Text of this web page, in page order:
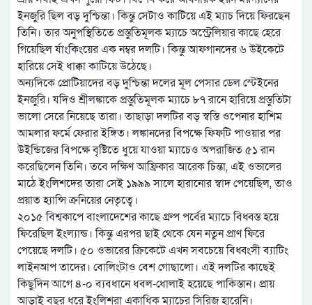
ইনজুরি ছিল বড় দুশ্চিন্তা। কিন্তু সেটাও কাটিয়ে এই ম্যাচ দিয়ে ফিরছেন
তিনি। তার অনুপস্থিতিতে প্রস্তুতিমূলক ম্যাচে অস্ট্রেলিয়ার কাছে হেরে
গিয়েছিল র্যাংকিংয়ের এক নম্বর দলটি। কিন্তু আফগানদের ৬ উইকেটে
হারিয়ে সেই ধাক্কা কাটিয়ে উঠেছে।
অন্যদিকে প্রোটিয়াদের বড় দুশ্চিন্তা দলের মূল পেসার ডেল স্টেইনের
ইনজুরি। যদিও শ্রীলঙ্কাকে প্রস্তুতিমূলক ম্যাচে ৮৭ রানে হারিয়ে প্রস্তুতিটা
ভালো সেরে নিয়েছে তারা। তাছাড়া দলটির বড় স্বস্তি ওপেনার হাশিম
আমলার ফর্মে ফেরার ইঙ্গিত। লঙ্কানদের বিপক্ষে ফিফটি পাওয়ার পর
উইন্ডিজের বিপক্ষে বৃষ্টিতে ধুয়ে যাওয়া ম্যাচেও অপরাজিত ৫১ রান
করেছিলেন তিনি। তবে দক্ষিণ আফ্রিকার আরেক চিন্তা, এই ওভালের
মাঠে ইংলিশদের তারা সেই ১৯৯৯ সালে হারানোর স্বাদ পেয়েছিল, তাও
প্রয়াত হ্যান্সি ক্রনিয়ের নেতৃত্বে।
২০১৫ বিশ্বকাপে বাংলাদেশের কাছে গ্রুপ পর্বের ম্যাচে বিধ্বস্ত হয়ে
ফিরেছিল ইংল্যান্ড। কিন্তু এরপর ছাই থেকে যেন নতুন প্রাণ ফিরে
পেয়েছে দলটি। ৫০ ওভারের ক্রিকেটে এখন সবচেয়ে বিধ্বংসী ব্যাটিং
লাইনআপ তাদের। বোলিংটাও বেশ গোছালো। এই দলটির কাছেই
কিছুদিন আগে ৪-০ ব্যবধানে ধবল-ধোলাই হয়েছে পাকিস্তান। প্রায়
আড়াই বছর ধরে ইংলিশরা একাধিক ম্যাচের সিরিজ হারেনি।